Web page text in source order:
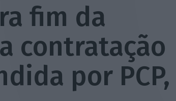
fim da
contratação
por PCP,